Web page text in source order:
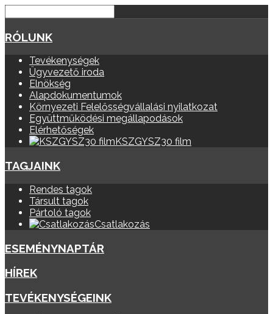
RÓLUNK
Tevékenységek
Ügyvezető iroda
Elnökség
Alapdokumentumok
Környezeti Felelősségvállalási nyilatkozat
Együttműködési megállapodások
Elérhetőségek
KSZGYSZ30 film
TAGJAINK
Rendes tagok
Társult tagok
Pártoló tagok
Csatlakozás
ESEMÉNYNAPTÁR
HÍREK
TEVÉKENYSÉGEINK